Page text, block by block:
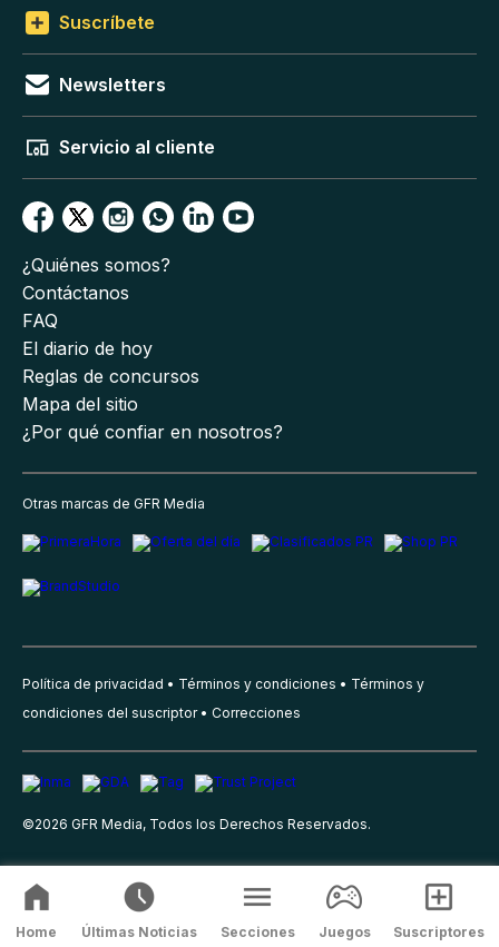
Suscríbete
Newsletters
Servicio al cliente
¿Quiénes somos?
Contáctanos
FAQ
El diario de hoy
Reglas de concursos
Mapa del sitio
¿Por qué confiar en nosotros?
Otras marcas de GFR Media
Política de privacidad Términos y condiciones
Términos y
condiciones del suscriptor
Correcciones
©2026 GFR Media, Todos los Derechos Reservados.
Home Últimas Noticias Secciones Juegos Suscriptores